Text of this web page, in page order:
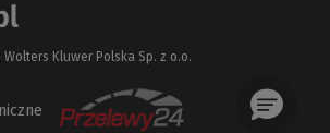
Wolters Kluwer Polska Sp. z o.o.